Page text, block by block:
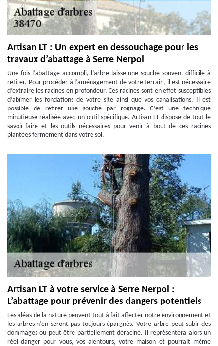
Artisan LT : Un expert en dessouchage pour les
travaux d’abattage à Serre Nerpol
Une fois l’abattage accompli, l’arbre laisse une souche souvent difficile à
retirer. Pour procéder à l’aménagement de votre terrain, il est nécessaire
d’extraire les racines en profondeur. Ces racines sont en effet susceptibles
d’abîmer les fondations de votre site ainsi que vos canalisations. Il est
possible de retirer une souche par rognage. C’est une technique
minutieuse réalisée avec un outil spécifique. Artisan LT dispose de tout le
savoir-faire et les outils nécessaires pour venir à bout de ces racines
plantées fermement dans votre sol.
Artisan LT à votre service à Serre Nerpol :
L’abattage pour prévenir des dangers potentiels
Les aléas de la nature peuvent tout à fait affecter notre environnement et
les arbres n’en seront pas toujours épargnés. Votre arbre peut subir des
dommages ou peut être partiellement déraciné. Il représentera alors un
réel danger pour vous, vos alentours, votre maison et pourrait même